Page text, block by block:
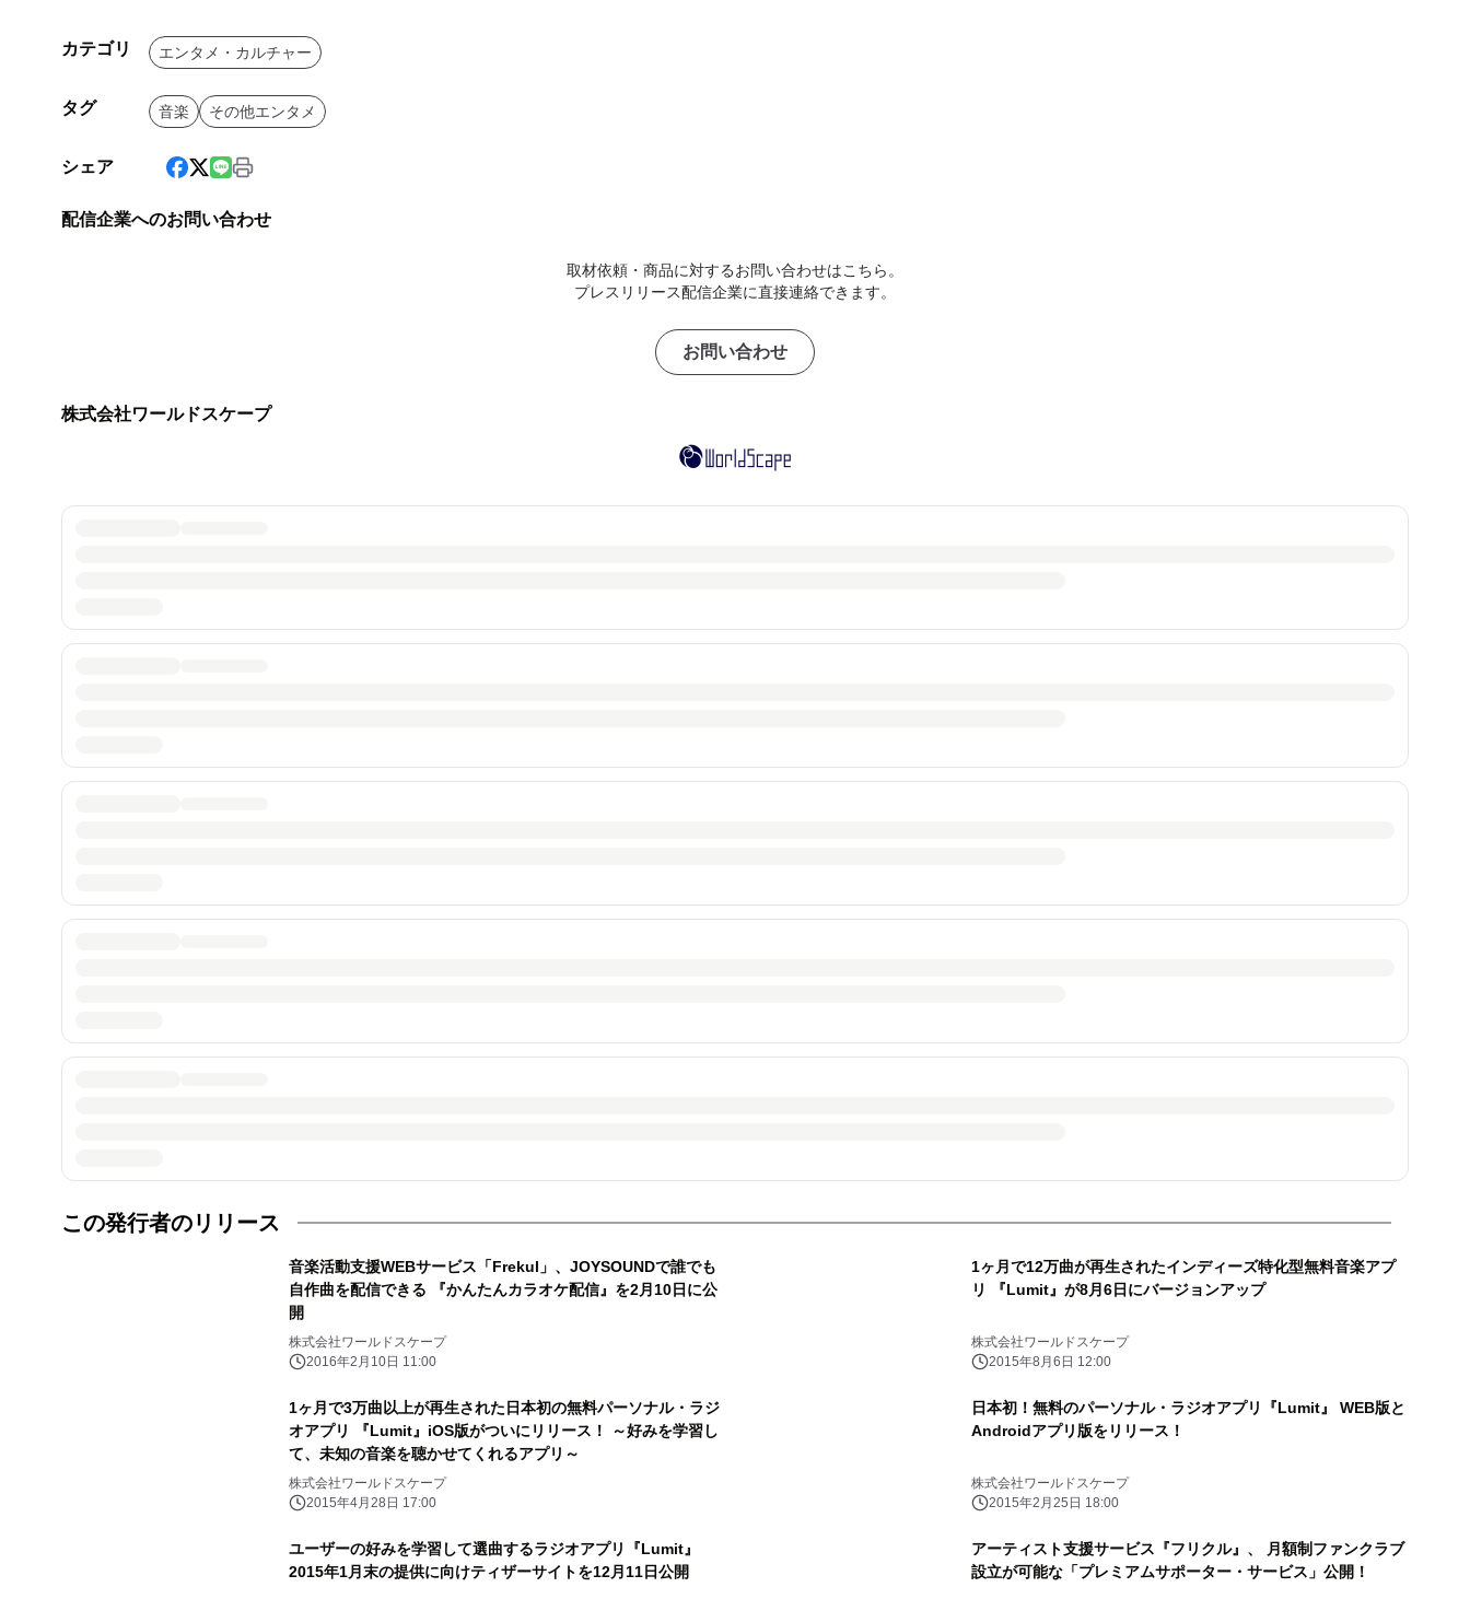
カテゴリ エンタメ・カルチャー
タグ 音楽 その他エンタメ
シェア
配信企業へのお問い合わせ
取材依頼・商品に対するお問い合わせはこちら。
プレスリリース配信企業に直接連絡できます。
お問い合わせ
株式会社ワールドスケープ
この発行者のリリース
音楽活動支援WEBサービス「Frekul」、JOYSOUNDで誰でも
自作曲を配信できる 『かんたんカラオケ配信』を2月10日に公
開
株式会社ワールドスケープ
2016年2月10日 11:00
1ヶ月で12万曲が再生されたインディーズ特化型無料音楽アプ
リ 『Lumit』が8月6日にバージョンアップ
株式会社ワールドスケープ
2015年8月6日 12:00
1ヶ月で3万曲以上が再生された日本初の無料パーソナル・ラジ
オアプリ 『Lumit』iOS版がついにリリース！ ～好みを学習し
て、未知の音楽を聴かせてくれるアプリ～
株式会社ワールドスケープ
2015年4月28日 17:00
日本初！無料のパーソナル・ラジオアプリ『Lumit』 WEB版と
Androidアプリ版をリリース！
株式会社ワールドスケープ
2015年2月25日 18:00
ユーザーの好みを学習して選曲するラジオアプリ『Lumit』
2015年1月末の提供に向けティザーサイトを12月11日公開
アーティスト支援サービス『フリクル』、 月額制ファンクラブ
設立が可能な「プレミアムサポーター・サービス」公開！